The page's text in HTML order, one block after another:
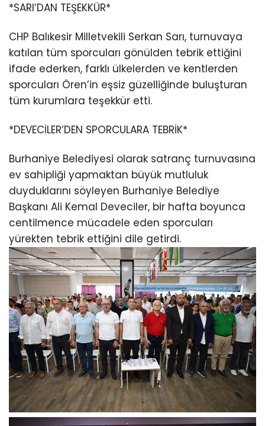
*SARI’DAN TEŞEKKÜR*
CHP Balıkesir Milletvekili Serkan Sarı, turnuvaya
katılan tüm sporcuları gönülden tebrik ettiğini
ifade ederken, farklı ülkelerden ve kentlerden
sporcuları Ören’in eşsiz güzelliğinde buluşturan
tüm kurumlara teşekkür etti.
*DEVECİLER’DEN SPORCULARA TEBRİK*
Burhaniye Belediyesi olarak satranç turnuvasına
ev sahipliği yapmaktan büyük mutluluk
duyduklarını söyleyen Burhaniye Belediye
Başkanı Ali Kemal Deveciler, bir hafta boyunca
centilmence mücadele eden sporcuları
yürekten tebrik ettiğini dile getirdi.